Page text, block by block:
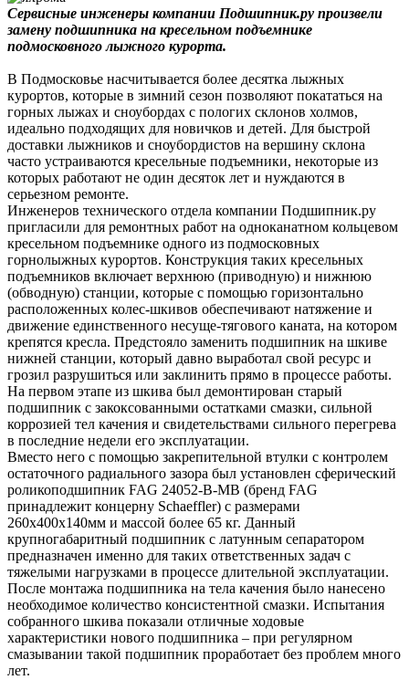
Сервисные инженеры компании Подшипник.ру произвели
замену подшипника на кресельном подъемнике
подмосковного лыжного курорта.
В Подмосковье насчитывается более десятка лыжных
курортов, которые в зимний сезон позволяют покататься на
горных лыжах и сноубордах с пологих склонов холмов,
идеально подходящих для новичков и детей. Для быстрой
доставки лыжников и сноубордистов на вершину склона
часто устраиваются кресельные подъемники, некоторые из
которых работают не один десяток лет и нуждаются в
серьезном ремонте.
Инженеров технического отдела компании Подшипник.ру
пригласили для ремонтных работ на одноканатном кольцевом
кресельном подъемнике одного из подмосковных
горнолыжных курортов. Конструкция таких кресельных
подъемников включает верхнюю (приводную) и нижнюю
(обводную) станции, которые с помощью горизонтально
расположенных колес-шкивов обеспечивают натяжение и
движение единственного несуще-тягового каната, на котором
крепятся кресла. Предстояло заменить подшипник на шкиве
нижней станции, который давно выработал свой ресурс и
грозил разрушиться или заклинить прямо в процессе работы.
На первом этапе из шкива был демонтирован старый
подшипник с закоксованными остатками смазки, сильной
коррозией тел качения и свидетельствами сильного перегрева
в последние недели его эксплуатации.
Вместо него с помощью закрепительной втулки с контролем
остаточного радиального зазора был установлен сферический
роликоподшипник FAG 24052-B-MB (бренд FAG
принадлежит концерну Schaeffler) с размерами
260x400x140мм и массой более 65 кг. Данный
крупногабаритный подшипник с латунным сепаратором
предназначен именно для таких ответственных задач с
тяжелыми нагрузками в процессе длительной эксплуатации.
После монтажа подшипника на тела качения было нанесено
необходимое количество консистентной смазки. Испытания
собранного шкива показали отличные ходовые
характеристики нового подшипника – при регулярном
смазывании такой подшипник проработает без проблем много
лет.